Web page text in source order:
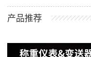
产品推荐